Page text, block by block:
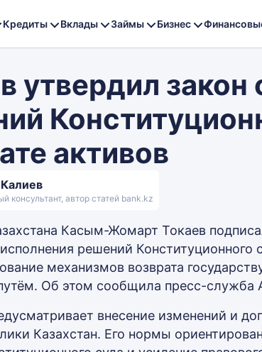
Кредиты Вклады Займы Бизнес
утвердил
активов
консультант, автор статей bank.kz
Касым-Жомарт Токаев
решений Конституционного
механизмов возврата
Об этом сообщила пресс-служба
внесение изменений и
Казахстан. Его нормы